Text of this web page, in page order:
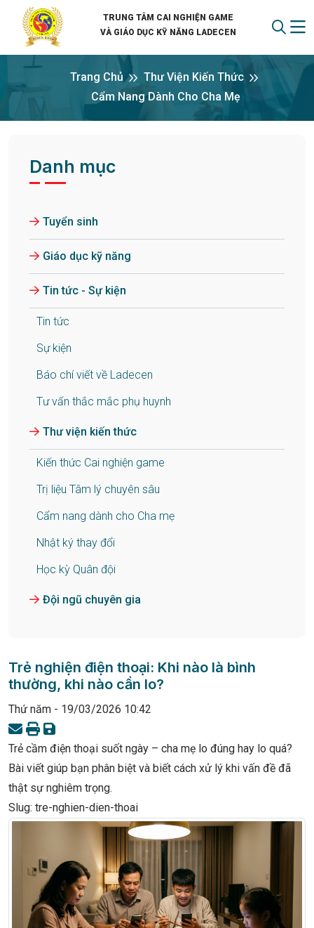
TRUNG TÂM CAI NGHIỆN GAME
VÀ GIÁO DỤC KỸ NĂNG LADECEN
Trang Chủ
Thư Viện Kiến Thức
Cẩm Nang Dành Cho Cha Mẹ
Danh mục
Tuyển sinh
Giáo dục kỹ năng
Tin tức - Sự kiện
Tin tức
Sự kiện
Báo chí viết về Ladecen
Tư vấn thắc mắc phụ huynh
Thư viện kiến thức
Kiến thức Cai nghiện game
Trị liệu Tâm lý chuyên sâu
Cẩm nang dành cho Cha mẹ
Nhật ký thay đổi
Học kỳ Quân đội
Đội ngũ chuyên gia
Trẻ nghiện điện thoại: Khi nào là bình
thường, khi nào cần lo?
Thứ năm - 19/03/2026 10:42
Trẻ cầm điện thoại suốt ngày – cha mẹ lo đúng hay lo quá?
Bài viết giúp bạn phân biệt và biết cách xử lý khi vấn đề đã
thật sự nghiêm trọng.
Slug: tre-nghien-dien-thoai